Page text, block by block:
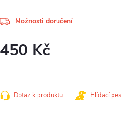
Možnosti doručení
450 Kč
Dotaz k produktu Hlídací pes